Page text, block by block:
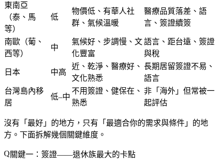
東南亞
（泰、馬
等）
低
物價低、有華人社
群、氣候溫暖
醫療品質落差、語
言、簽證續簽
南歐（葡、
西等）
中
氣候好、步調慢、文
化豐富
語言、距台遠、簽證
與稅
日本 中高
近、乾淨、醫療好、
文化熟悉
長期居留簽證不易、
語言
台灣島內移
居
低–中
不用簽證、健保在、
熟悉
非「海外」但常被一
起評估
沒有「最好」的地方，只有「最適合你的需求與條件」的地
方。下面拆解幾個關鍵維度。
關鍵一：簽證——退休族最大的卡點